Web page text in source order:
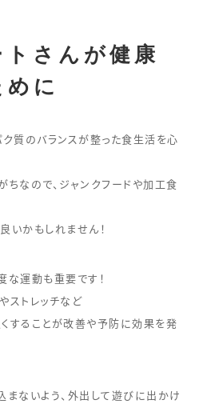
さんが健康
に
ク質のバランスが整った食生活を心
ちなので、ジャンクフードや加工食
いかもしれません！
な運動も重要です！
ストレッチなど
することが改善や予防に効果を発
まないよう、外出して遊びに出かけ